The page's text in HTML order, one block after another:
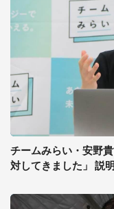
チームみらい・安野
対してきました」 説